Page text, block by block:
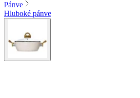
Pánve
Hluboké pánve